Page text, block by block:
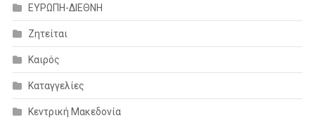
ΕΥΡΩΠΗ-ΔΙΕΘΝΗ
Ζητείται
Καιρός
Καταγγελίες
Κεντρική Μακεδονία